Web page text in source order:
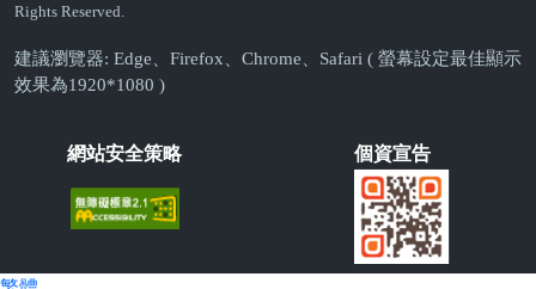
Rights Reserved.
建議瀏覽器: Edge、Firefox、Chrome、Safari ( 螢幕設定最佳顯示
效果為1920*1080 )
網站安全策略 個資宣告